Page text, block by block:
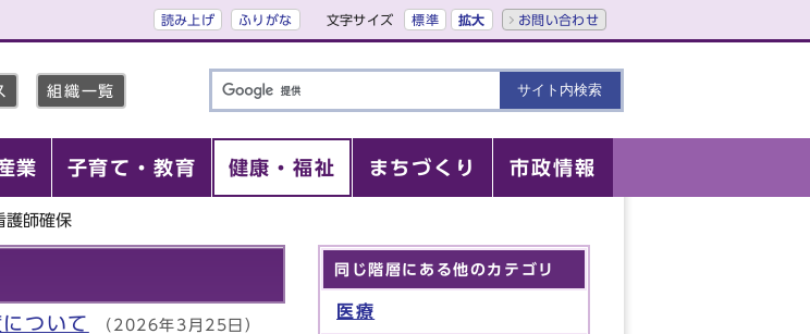
読み上げ ふりがな 文字サイズ 標準 拡大 お問い合わせ
組織一覧
業 子育て・教育 健康・福祉 まちづくり 市政情報
護師確保
ついて （2026年3月25日）
同じ階層にある他のカテゴリ
医療